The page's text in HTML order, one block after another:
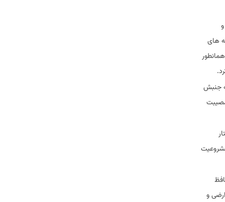
های
جنبش
مصیبت
و